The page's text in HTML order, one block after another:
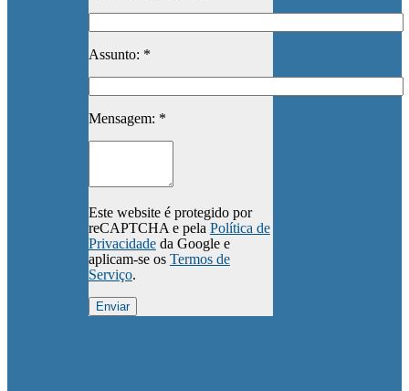
Assunto: *
Mensagem: *
Este website é protegido por
reCAPTCHA e pela Política de
Privacidadeda Google e
aplicam-se os Termos de
Serviço.